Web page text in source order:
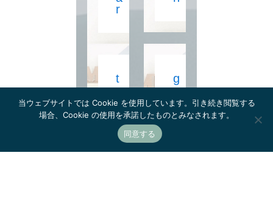
r
t
a
l
k
g
r
a
m
当ウェブサイトでは Cookie を使用しています。引き続き閲覧する
場合、Cookie の使用を承諾したものとみなされます。
同意する